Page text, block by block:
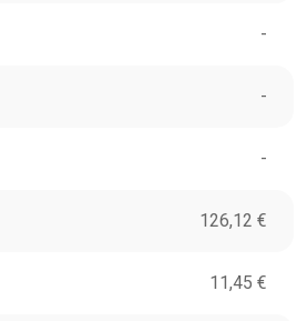
-
-
-
126,12 €
11,45 €